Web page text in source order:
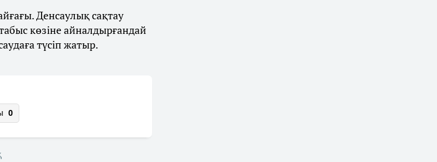
Денсаулық сақтау
көзіне айналдырғандай
түсіп жатыр.
0